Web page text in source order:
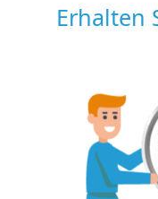
Erhalten